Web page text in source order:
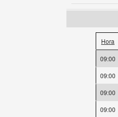
Hora
09:00
09:00
09:00
09:00